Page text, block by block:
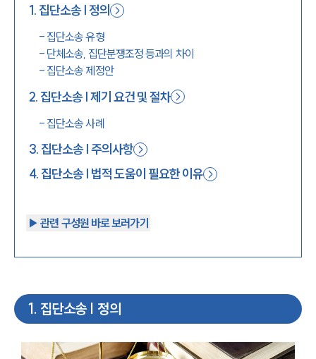
1. 집단소송 | 정의
- 집단소송 유형
- 단체소송, 집단분쟁조정 등과의 차이
- 집단소송 제정안
2. 집단소송 | 제기 요건 및 절차
- 집단소송 사례
3. 집단소송 | 주의사항
4. 집단소송 | 법적 도움이 필요한 이유
▶︎ 관련 구성원 바로 보러가기
1. 집단소송 | 정의